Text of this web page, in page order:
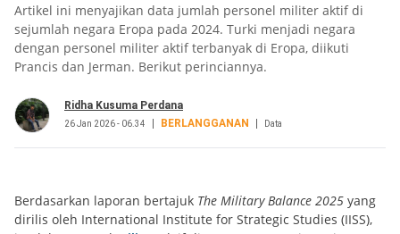
Artikel ini menyajikan data jumlah personel militer aktif di
sejumlah negara Eropa pada 2024. Turki menjadi negara
dengan personel militer aktif terbanyak di Eropa, diikuti
Prancis dan Jerman. Berikut perinciannya.
Ridha Kusuma Perdana
26 Jan 2026 - 06.34 BERLANGGANAN Data
Berdasarkan laporan bertajuk The Military Balance 2025 yang
dirilis oleh International Institute for Strategic Studies (IISS),